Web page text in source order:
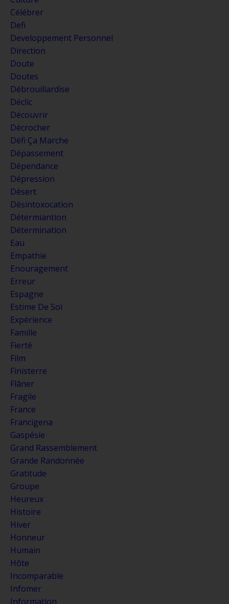
Célébrer
Defi
Developpement Personnel
Direction
Doute
Doutes
Débrouillardise
Déclic
Découvrir
Décrocher
Défi Ça Marche
Dépassement
Dépendance
Dépression
Désert
Désintoxocation
Détermiantion
Détermination
Eau
Empathie
Enouragement
Erreur
Espagne
Estime De Soi
Expérience
Famille
Fierté
Film
Finisterre
Flâner
Fragile
France
Francigena
Gaspésie
Grand Rassemblement
Grande Randonnée
Gratitude
Groupe
Heureux
Histoire
Hiver
Honneur
Humain
Hôte
Incomparable
Infomer
Information